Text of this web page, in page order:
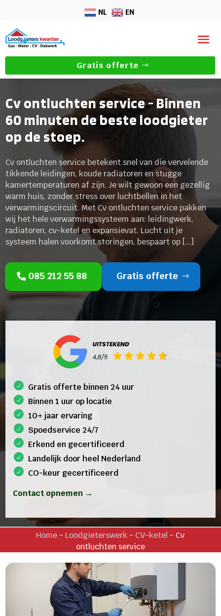
NL EN
Gratis offerte
Cv ontluchten service - Binnen
60 minuten de beste loodgieter
op de stoep.
Cv ontluchten service betekent snel van die vervelende
tikkende leidingen, koude radiatoren en stugge
kamertemperaturen af zijn. Je wilt gewoon een gezellig
warm huis, zonder stress over luchtbellen in het
verwarmingscircuit. Met Cv ontluchten service pakken
wij het hele verwarmingssysteem aan: leidingwerk,
radiatoren, cv-ketel en expansievat. Lucht uit je
systeem halen voorkomt storingen, bespaart op […]
085 212 55 88 Gratis offerte
Gratis offerte binnen 24 uur
Binnen 1 uur op locatie
10+ jaar ervaring
Spoedservice 24/7
Erkend en gecertificeerd
Landelijk door heel Nederland
CO-keur gecertificeerd
Contact opnemen →
Home - Loodgieterswerk - CV-ketel - Cv
ontluchten service